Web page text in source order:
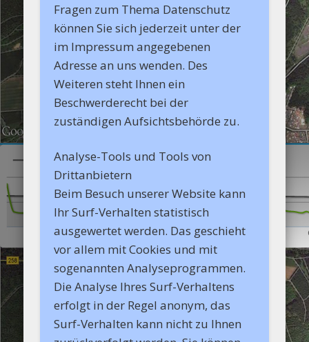
Fragen zum Thema Datenschutz
können Sie sich jederzeit unter der
im Impressum angegebenen
Adresse an uns wenden. Des
Weiteren steht Ihnen ein
Beschwerderecht bei der
zuständigen Aufsichtsbehörde zu.
Analyse-Tools und Tools von
Drittanbietern
Beim Besuch unserer Website kann
Ihr Surf-Verhalten statistisch
ausgewertet werden. Das geschieht
vor allem mit Cookies und mit
sogenannten Analyseprogrammen.
Die Analyse Ihres Surf-Verhaltens
erfolgt in der Regel anonym, das
Surf-Verhalten kann nicht zu Ihnen